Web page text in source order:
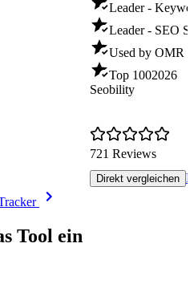
Leader -
Leader - SEO
Used by OMR -
Top 1002026
Seobility
721 Reviews
Direkt vergleichen
Tool ein